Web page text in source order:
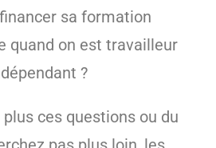
sa formation
quand on est travailleur
?
ces questions ou du